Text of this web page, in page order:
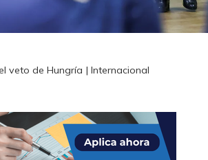
veto de Hungría | Internacional